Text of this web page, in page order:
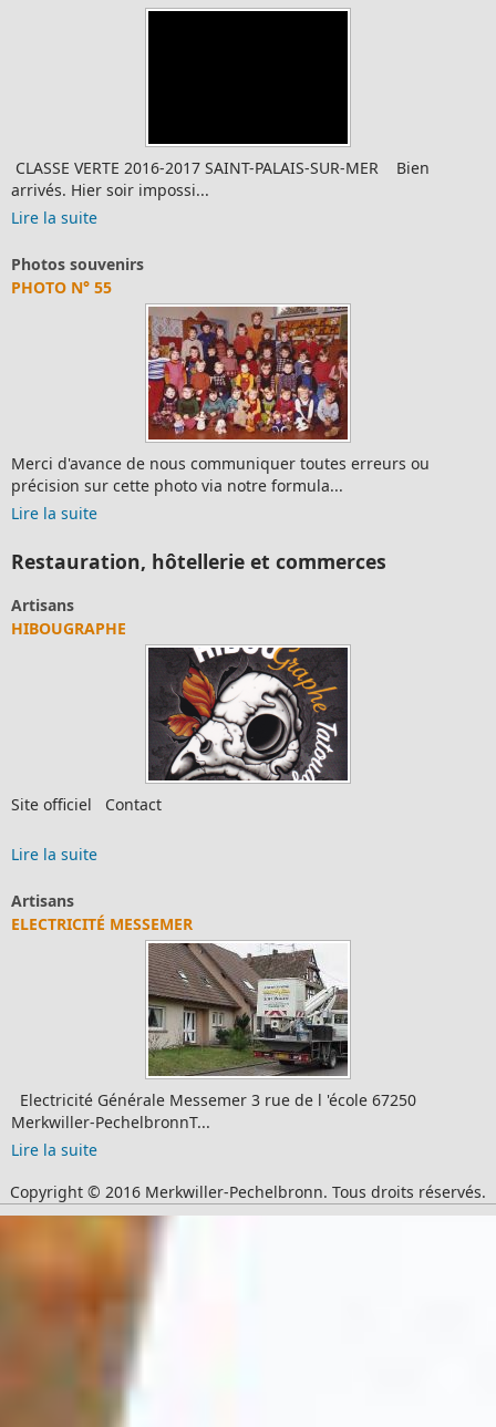
CLASSE VERTE 2016-2017 SAINT-PALAIS-SUR-MER Bien
arrivés. Hier soir impossi...
Lire la suite
Photos souvenirs
PHOTO N° 55
Merci d'avance de nous communiquer toutes erreurs ou
précision sur cette photo via notre formula...
Lire la suite
Restauration, hôtellerie et commerces
Artisans
HIBOUGRAPHE
Site officiel Contact
Lire la suite
Artisans
ELECTRICITÉ MESSEMER
Electricité Générale Messemer 3 rue de l 'école 67250
Merkwiller-PechelbronnT...
Lire la suite
Copyright © 2016 Merkwiller-Pechelbronn. Tous droits réservés.